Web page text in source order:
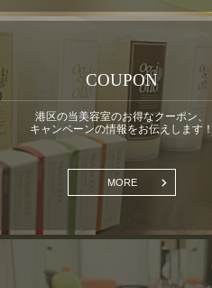
COUPON
港区の当美容室のお得なクーポン、
キャンペーンの情報をお伝えします！
MORE